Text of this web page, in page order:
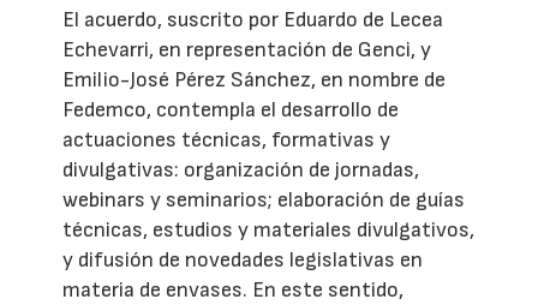
El acuerdo, suscrito por Eduardo de Lecea
Echevarri, en representación de Genci, y
Emilio-José Pérez Sánchez, en nombre de
Fedemco, contempla el desarrollo de
actuaciones técnicas, formativas y
divulgativas: organización de jornadas,
webinars y seminarios; elaboración de guías
técnicas, estudios y materiales divulgativos,
y difusión de novedades legislativas en
materia de envases. En este sentido,